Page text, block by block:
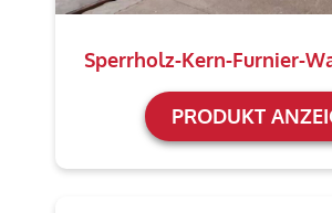
Sperrholz-Kern-Furnier-
PRODUKT